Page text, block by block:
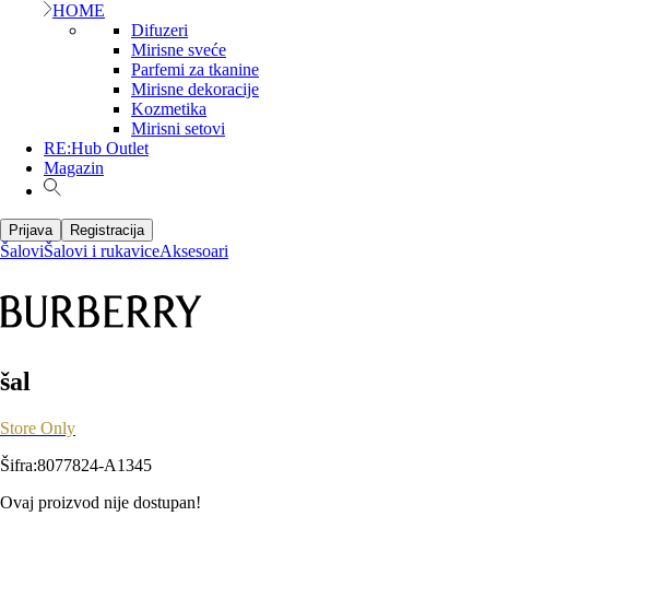
HOME
Difuzeri
Mirisne sveće
Parfemi za tkanine
Mirisne dekoracije
Kozmetika
Mirisni setovi
RE:Hub Outlet
Magazin
Prijava Registracija
ŠaloviŠalovi i rukaviceAksesoari
šal
Store Only
Šifra:8077824-A1345
Ovaj proizvod nije dostupan!